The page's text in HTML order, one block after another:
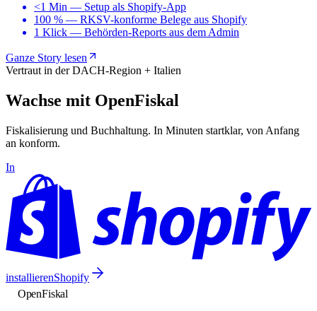
<1 Min — Setup als Shopify-App
100 % — RKSV-konforme Belege aus Shopify
1 Klick — Behörden-Reports aus dem Admin
Ganze Story lesen
Vertraut in der DACH-Region + Italien
Wachse mit OpenFiskal
Fiskalisierung und Buchhaltung. In Minuten startklar, von Anfang
an konform.
In
installierenShopify
OpenFiskal